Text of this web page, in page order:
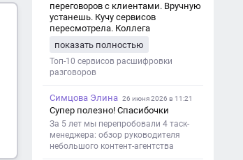
переговоров с клиентами. Вручную
устанешь. Кучу сервисов
пересмотрела. Коллега
хорошо переводит. Мало
редактировать по итогу. Советую.
показать полностью
Топ-10 сервисов расшифровки
разговоров
Симцова Элина 26 июня 2026 в 11:21
Супер полезно! Спасибочки
За 5 лет мы перепробовали 4 таск-
менеджера: обзор руководителя
небольшого контент-агентства